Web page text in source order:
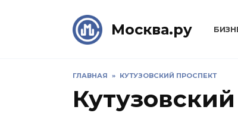
Москва.ру
ГЛАВНАЯ » КУТУЗОВСКИЙ ПРОСПЕКТ